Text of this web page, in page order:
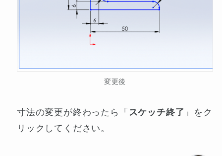
変更後
寸法の変更が終わったら「 スケッチ終了 」をク
リックしてください。